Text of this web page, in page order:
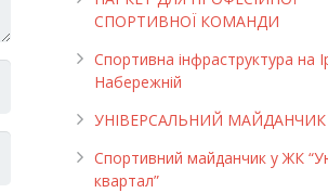
СПОРТИВНОЇ КОМАНДИ
Спортивна інфраструктура на
Набережній
УНІВЕРСАЛЬНИЙ МАЙДАНЧИК
Cпортивний майданчик у ЖК
квартал”